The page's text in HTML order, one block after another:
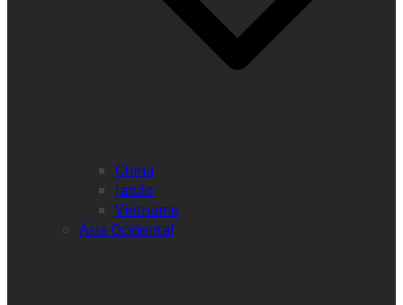
China
Japão
Vietname
Ásia Ocidental